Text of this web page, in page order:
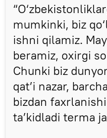
mumkinki, biz
ishni qilamiz.
beramiz, oxirgi
Chunki biz
qat’i nazar,
bizdan
ta’kidladi terma